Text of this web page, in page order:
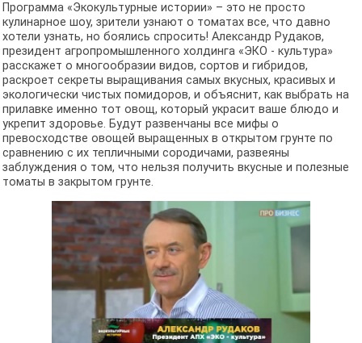
Программа «Экокультурные истории» – это не просто
кулинарное шоу, зрители узнают о томатах все, что давно
хотели узнать, но боялись спросить! Александр Рудаков,
президент агропромышленного холдинга «ЭКО - культура»
расскажет о многообразии видов, сортов и гибридов,
раскроет секреты выращивания самых вкусных, красивых и
экологически чистых помидоров, и объяснит, как выбрать на
прилавке именно тот овощ, который украсит ваше блюдо и
укрепит здоровье. Будут развенчаны все мифы о
превосходстве овощей выращенных в открытом грунте по
сравнению с их тепличными сородичами, развеяны
заблуждения о том, что нельзя получить вкусные и полезные
томаты в закрытом грунте.